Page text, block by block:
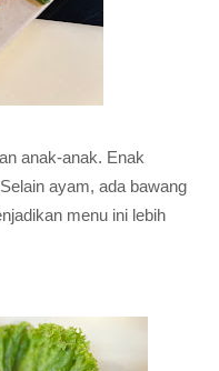
anak-anak. Enak
ayam, ada bawang
menu ini lebih